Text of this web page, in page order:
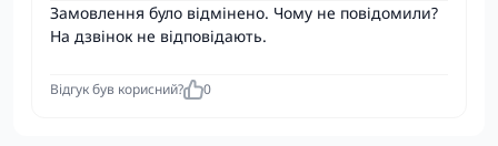
Замовлення було відмінено. Чому не повідомили?
На дзвінок не відповідають.
Відгук був корисний? 0